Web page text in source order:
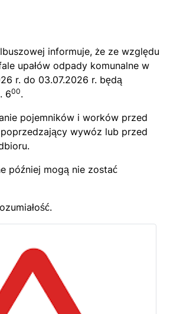
informuje, że ze względu
upałów odpady komunalne w
r. do 03.07.2026 r. będą
600.
pojemników i worków przed
wywóz lub przed
później mogą nie zostać